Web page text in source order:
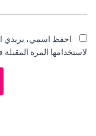
احفظ اسمي، بريدي
لاستخدامها المرة المقبلة